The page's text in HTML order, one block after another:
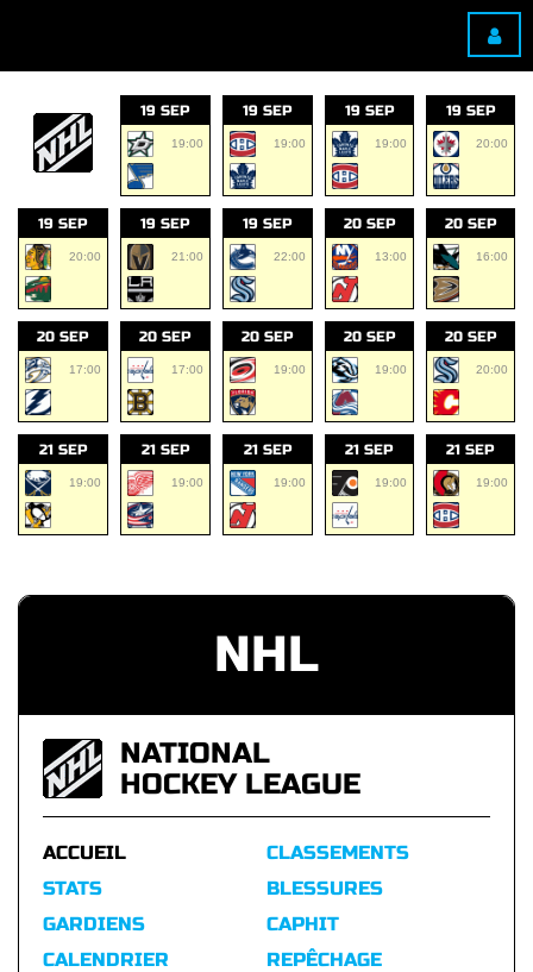
19 SEP
19:00
19 SEP
19:00
19 SEP
19:00
19 SEP
20:00
19 SEP
20:00
19 SEP
21:00
19 SEP
22:00
20 SEP
13:00
20 SEP
16:00
20 SEP
17:00
20 SEP
17:00
20 SEP
19:00
20 SEP
19:00
20 SEP
20:00
21 SEP
19:00
21 SEP
19:00
21 SEP
19:00
21 SEP
19:00
21 SEP
19:00
NHL
NATIONAL
HOCKEY LEAGUE
ACCUEIL
STATS
GARDIENS
CALENDRIER
CLASSEMENTS
BLESSURES
CAPHIT
REPÊCHAGE